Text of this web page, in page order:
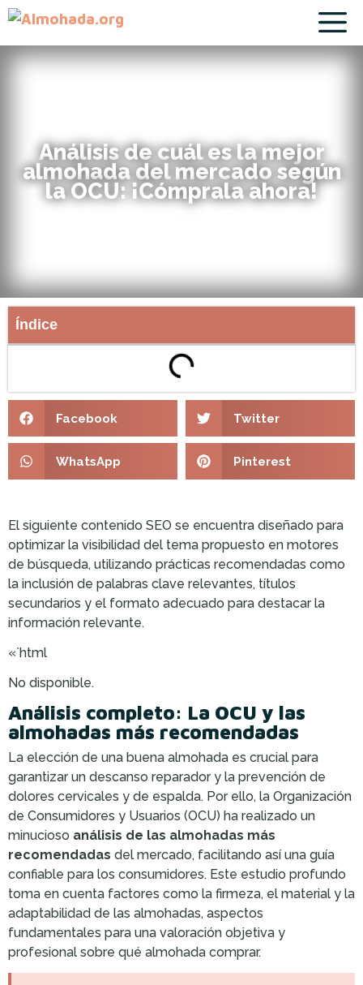
Análisis de cuál es la mejor
almohada del mercado según
la OCU: ¡Cómprala ahora!
Índice
Facebook Twitter
WhatsApp Pinterest
El siguiente contenido SEO se encuentra diseñado para
optimizar la visibilidad del tema propuesto en motores
de búsqueda, utilizando prácticas recomendadas como
la inclusión de palabras clave relevantes, títulos
secundarios y el formato adecuado para destacar la
información relevante.
«`html
No disponible.
Análisis completo: La OCU y las
almohadas más recomendadas
La elección de una buena almohada es crucial para
garantizar un descanso reparador y la prevención de
dolores cervicales y de espalda. Por ello, la Organización
de Consumidores y Usuarios (OCU) ha realizado un
minucioso análisis de las almohadas más
recomendadas del mercado, facilitando así una guía
confiable para los consumidores. Este estudio profundo
toma en cuenta factores como la firmeza, el material y la
adaptabilidad de las almohadas, aspectos
fundamentales para una valoración objetiva y
profesional sobre qué almohada comprar.